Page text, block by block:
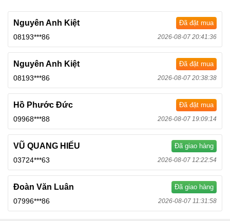
Nguyên Anh Kiệt Đã đặt mua
08193***86 2026-08-07 20:41:36
Nguyên Anh Kiệt Đã đặt mua
08193***86 2026-08-07 20:38:38
Hồ Phước Đức Đã đặt mua
09968***88 2026-08-07 19:09:14
VŨ QUANG HIẾU Đã giao hàng
03724***63 2026-08-07 12:22:54
Đoàn Văn Luân Đã giao hàng
07996***86 2026-08-07 11:31:58